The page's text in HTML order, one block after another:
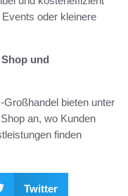
oder kleinere
und
bieten unter
an, wo Kunden
finden
Twitter